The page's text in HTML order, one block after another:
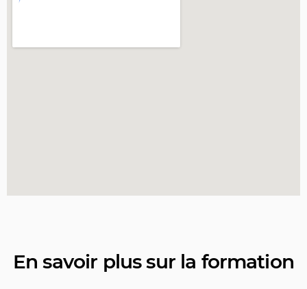
En savoir plus sur la formation